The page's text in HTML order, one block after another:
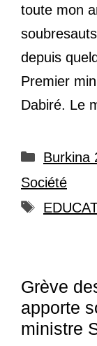
toute mon
depuis
Premier
Dabiré. Le
Burkina
Société
Grève
apporte
ministre